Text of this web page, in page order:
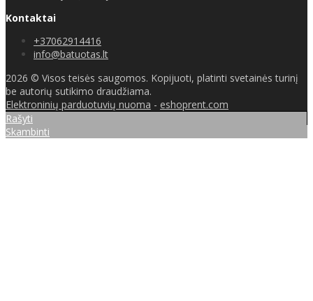
Kontaktai
+37062914416
info@batuotas.lt
2026 © Visos teisės saugomos. Kopijuoti, platinti svetainės turinį
be autorių sutikimo draudžiama.
Elektroninių parduotuvių nuoma - eshoprent.com
Rašyti
Skambinti